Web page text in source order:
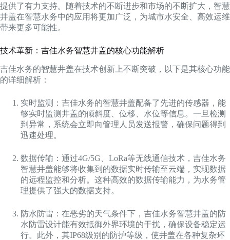
提供了有力支持。随着技术的不断进步和市场的不断扩大，智慧
井盖在智慧水务中的应用将更加广泛，为城市水安全、高效运维
带来更多可能性。
技术革新：吉佳水务智慧井盖的核心功能解析
吉佳水务的智慧井盖在技术创新上不断突破，以下是其核心功能
的详细解析：
实时监测：吉佳水务的智慧井盖配备了先进的传感器，能
够实时监测井盖的倾斜度、位移、水位等信息。一旦检测
到异常，系统会立即向管理人员发送报警，确保问题得到
迅速处理。
数据传输：通过4G/5G、LoRa等无线通信技术，吉佳水务
智慧井盖能够将收集到的数据实时传输至云端，实现数据
的远程监控和分析。这种高效的数据传输能力，为水务管
理提供了强大的数据支持。
防水防雷：在恶劣的天气条件下，吉佳水务智慧井盖的防
水防雷设计能有效抵御外界环境的干扰，确保设备稳定运
行。此外，其IP68级别的防护等级，使井盖在各种复杂环